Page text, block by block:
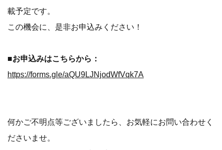
載予定です。
この機会に、是非お申込みください！
■お申込みはこちらから：
https://forms.gle/aQU9LJNjodWfVqk7A
何かご不明点等ございましたら、お気軽にお問い合わせく
ださいませ。